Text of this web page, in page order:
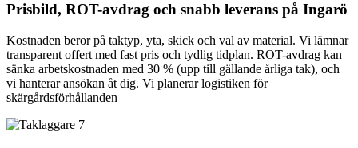
Prisbild, ROT-avdrag och snabb leverans på Ingarö
Kostnaden beror på taktyp, yta, skick och val av material. Vi lämnar
transparent offert med fast pris och tydlig tidplan. ROT-avdrag kan
sänka arbetskostnaden med 30 % (upp till gällande årliga tak), och
vi hanterar ansökan åt dig. Vi planerar logistiken för
skärgårdsförhållanden